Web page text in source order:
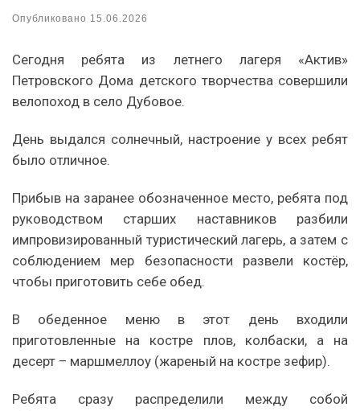
Опубликовано 15.06.2026
Сегодня ребята из летнего лагеря «Актив»
Петровского Дома детского творчества совершили
велопоход в село Дубовое.
День выдался солнечный, настроение у всех ребят
было отличное.
Прибыв на заранее обозначенное место, ребята под
руководством старших наставников разбили
импровизированный туристический лагерь, а затем с
соблюдением мер безопасности развели костёр,
чтобы приготовить себе обед.
В обеденное меню в этот день входили
приготовленные на костре плов, колбаски, а на
десерт – маршмеллоу (жареный на костре зефир).
Ребята сразу распределили между собой